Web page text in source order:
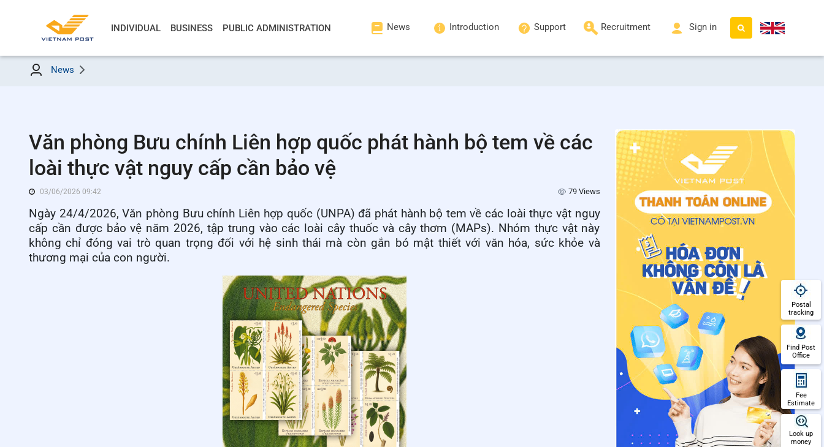
INDIVIDUAL BUSINESS PUBLIC ADMINISTRATION News Introduction Support Recruitment Sign in
News
Văn phòng Bưu chính Liên hợp quốc phát hành bộ tem về các
loài thực vật nguy cấp cần bảo vệ
03/06/2026 09:42 79 Views
Ngày 24/4/2026, Văn phòng Bưu chính Liên hợp quốc (UNPA) đã phát hành bộ tem về các loài thực vật nguy
cấp cần được bảo vệ năm 2026, tập trung vào các loài cây thuốc và cây thơm (MAPs). Nhóm thực vật này
không chỉ đóng vai trò quan trọng đối với hệ sinh thái mà còn gắn bó mật thiết với văn hóa, sức khỏe và
thương mại của con người.
Postal
tracking
Find Post
Office
Fee
Estimate
Look up
money